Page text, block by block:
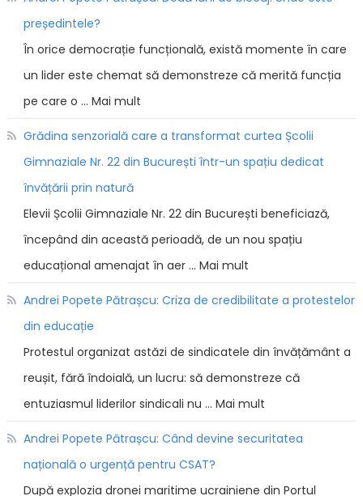
președintele?
În orice democrație funcțională, există momente în care
un lider este chemat să demonstreze că merită funcția
pe care o … Mai mult
Grădina senzorială care a transformat curtea Școlii
Gimnaziale Nr. 22 din București într-un spațiu dedicat
învățării prin natură
Elevii Școlii Gimnaziale Nr. 22 din București beneficiază,
începând din această perioadă, de un nou spațiu
educațional amenajat în aer … Mai mult
Andrei Popete Pătrașcu: Criza de credibilitate a protestelor
din educație
Protestul organizat astăzi de sindicatele din învățământ a
reușit, fără îndoială, un lucru: să demonstreze că
entuziasmul liderilor sindicali nu … Mai mult
Andrei Popete Pătrașcu: Când devine securitatea
națională o urgență pentru CSAT?
După explozia dronei maritime ucrainiene din Portul